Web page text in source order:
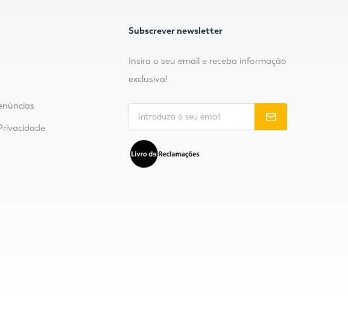
Subscrever newsletter
Insira o seu email e receba informação
exclusiva!